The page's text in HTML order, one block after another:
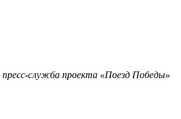
служба проекта «Поезд Победы»